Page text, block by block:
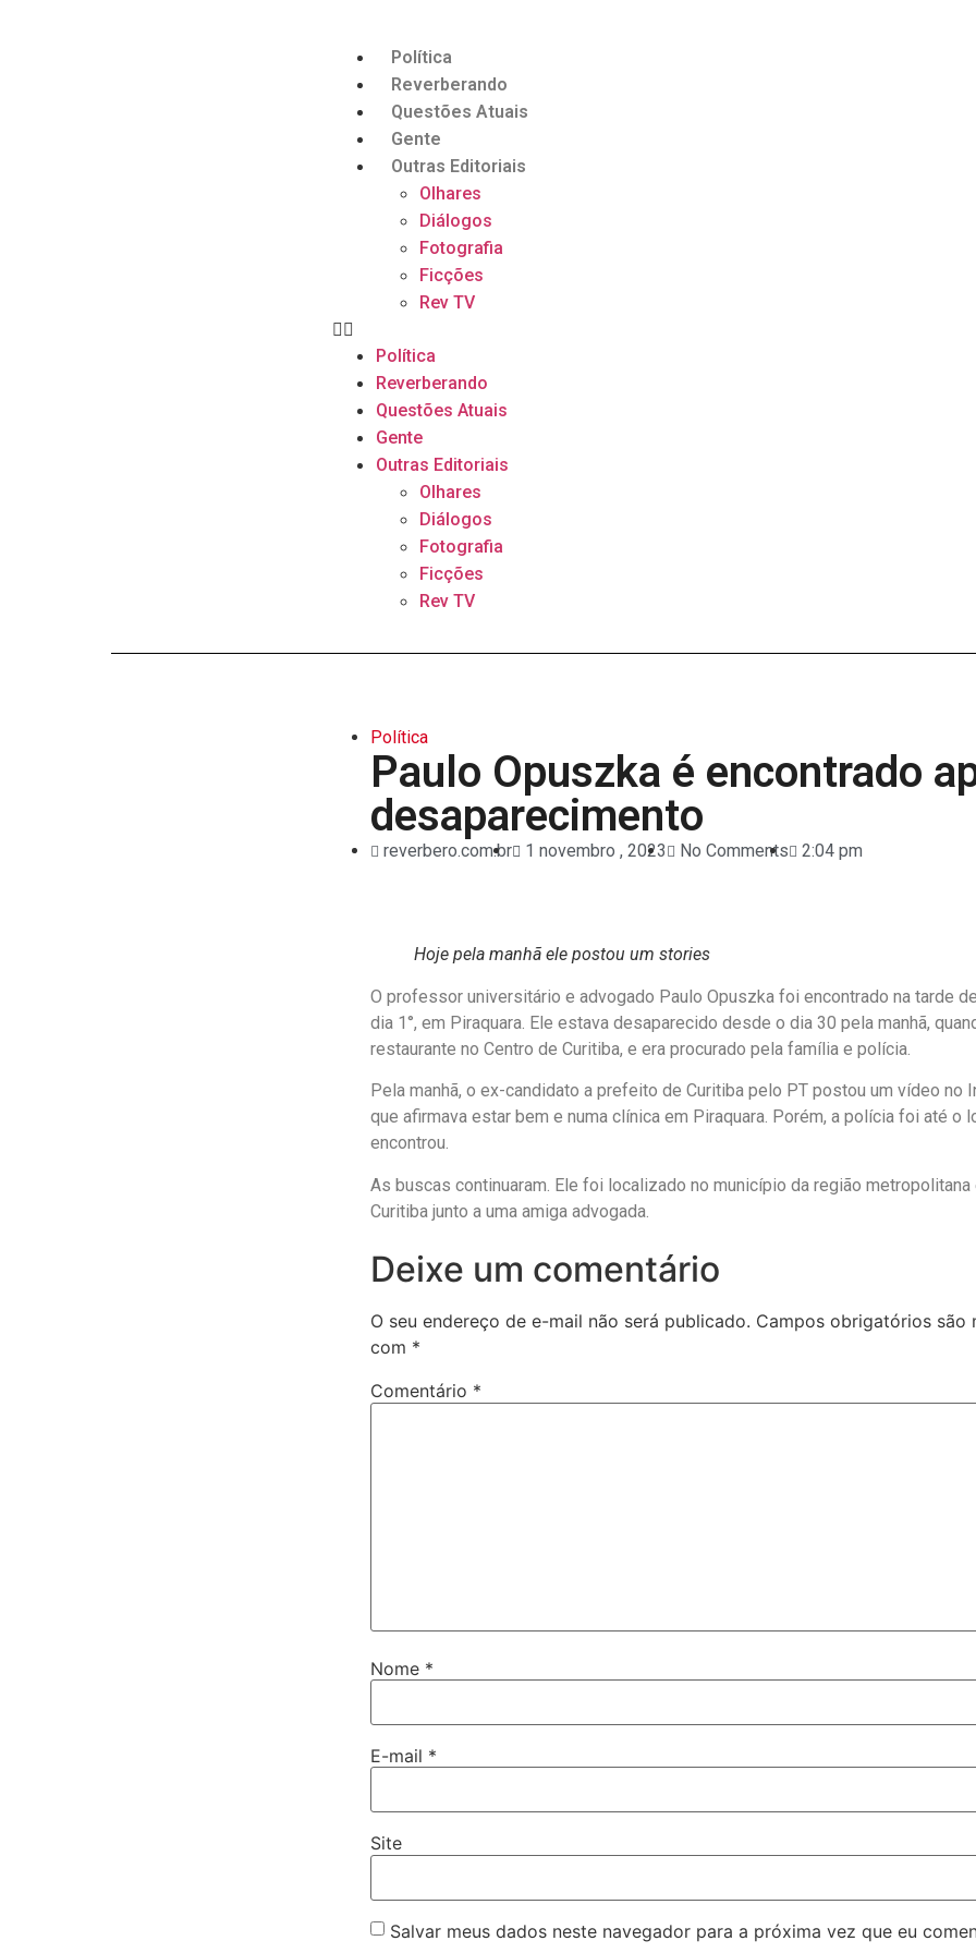
Política
Reverberando
Questões Atuais
Gente
Outras Editoriais
Olhares
Diálogos
Fotografia
Ficções
Rev TV
Política
Reverberando
Questões Atuais
Gente
Outras Editoriais
Olhares
Diálogos
Fotografia
Ficções
Rev TV
Política
Paulo Opuszka é encontrado
desaparecimento
reverbero.com.br 1 novembro , 2023 No Comments 2:04 pm
Hoje pela manhã ele postou um stories
O professor universitário e advogado Paulo Opuszka foi encontrado na tarde
dia 1°, em Piraquara. Ele estava desaparecido desde o dia 30 pela manhã,
restaurante no Centro de Curitiba, e era procurado pela família e polícia.
Pela manhã, o ex-candidato a prefeito de Curitiba pelo PT postou um vídeo no
que afirmava estar bem e numa clínica em Piraquara. Porém, a polícia foi até o
encontrou.
As buscas continuaram. Ele foi localizado no município da região metropolitana
Curitiba junto a uma amiga advogada.
Deixe um comentário
O seu endereço de e-mail não será publicado. Campos obrigatórios são
com *
Comentário *
Nome *
E-mail *
Site
Salvar meus dados neste navegador para a próxima vez que eu